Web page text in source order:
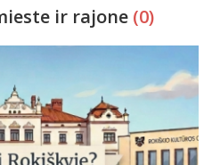
ir rajone (0)